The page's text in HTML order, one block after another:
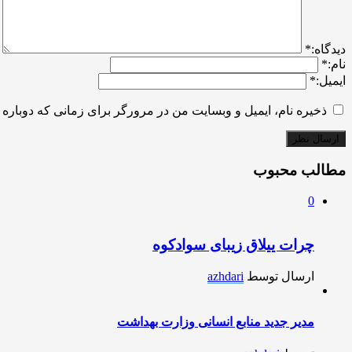
ديدگاه:*
نام:*
ایمیل:*
ذخیره نام، ایمیل و وبسایت من در مرورگر برای زمانی که
مطالب محبوب
0
چرات ییلاق زیبای سوادکوه
ارسال توسط azhdari
مدیر جدید منابع انسانی وزارت بهداشت